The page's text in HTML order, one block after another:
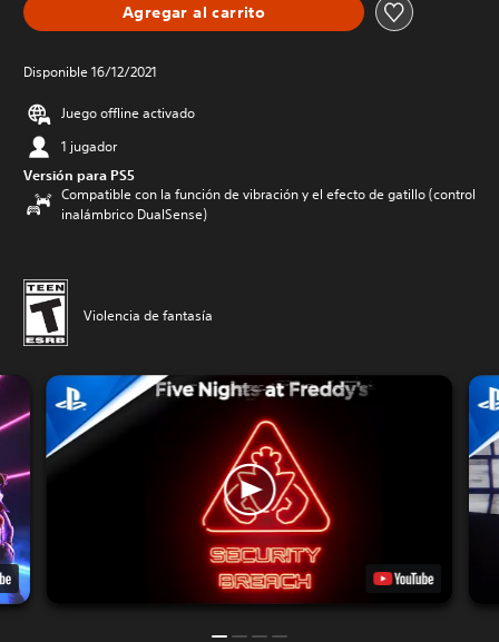
Agregar al carrito
Disponible 16/12/2021
Juego offline activado
1 jugador
Versión para PS5
Compatible con la función de vibración y el efecto de gatillo (control
inalámbrico DualSense)
Violencia de fantasía